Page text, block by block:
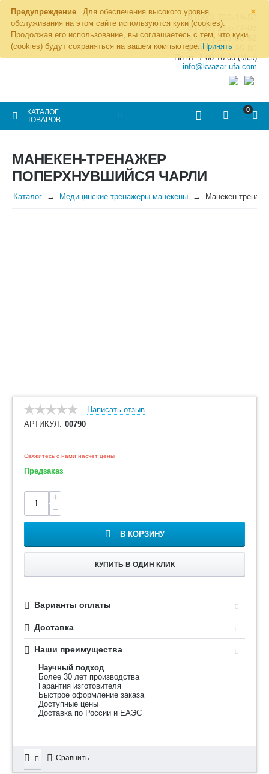
×
Предупреждение
Для обеспечения высокого уровня
обслуживания на этом сайте используются куки (cookies).
Продолжая его использование, вы соглашаетесь с тем, что куки
(cookies) будут сохраняться на вашем компьютере: Принять
8 (800) 700-19-50
8 (495) 255-77-08
8 (347) 225-00-52
8 (986) 963-95-80
Пн-пт: 7.00-16.00 (Мск)
info@kvazar-ufa.com
КАТАЛОГ
ТОВАРОВ
0
МАНЕКЕН-ТРЕНАЖЕР
ПОПЕРХНУВШИЙСЯ ЧАРЛИ
Каталог Медицинские тренажеры-манекены Манекен-
Написать отзыв
АРТИКУЛ: 00790
Свяжитесь с нами насчёт цены
Предзаказ
+
−
В КОРЗИНУ
КУПИТЬ В ОДИН КЛИК
Варианты оплаты
Доставка
Наши преимущества
Научный подход
Более 30 лет производства
Гарантия изготовителя
Быстрое оформление заказа
Доступные цены
Доставка по России и ЕАЭС
Сравнить